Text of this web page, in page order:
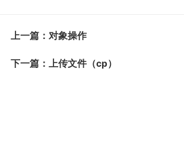
上一篇：对象操作
下一篇：上传文件（cp）